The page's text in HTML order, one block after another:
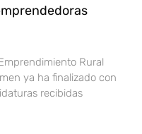
Rural
ya ha finalizado con
recibidas